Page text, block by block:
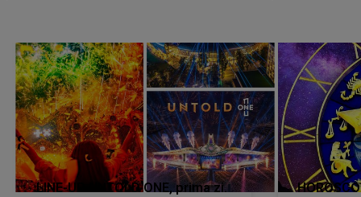
LINE-UP UNTOLD ONE, prima zi.